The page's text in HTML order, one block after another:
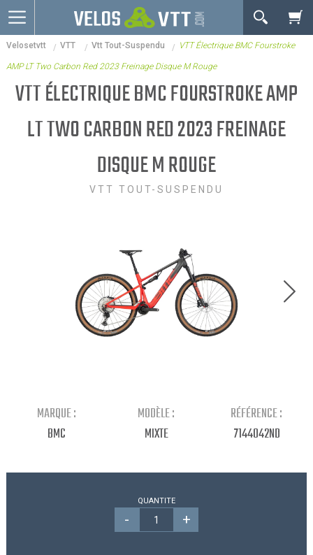
OK
Connexion / inscription
VTT
Vélos electriques
Vélos urbains & Fitness
Equipements de vélo
Votre Panier Est Désert
Votre panier est là pour vous servir. Donnez-lui un
but ! C'est un lieu temporaire où est stockée une
liste de vos produits et où se reflète le prix le plus
récent...
Continuer mes achats
Velosetvtt VTT Vtt Tout-Suspendu VTT Électrique BMC Fourstroke
AMP LT Two Carbon Red 2023 Freinage Disque M Rouge
VTT ÉLECTRIQUE BMC FOURSTROKE AMP
LT TWO CARBON RED 2023 FREINAGE
DISQUE M ROUGE
VTT TOUT-SUSPENDU
MARQUE :
BMC
MODÈLE :
MIXTE
RÉFÉRENCE :
7144042ND
QUANTITE
- +